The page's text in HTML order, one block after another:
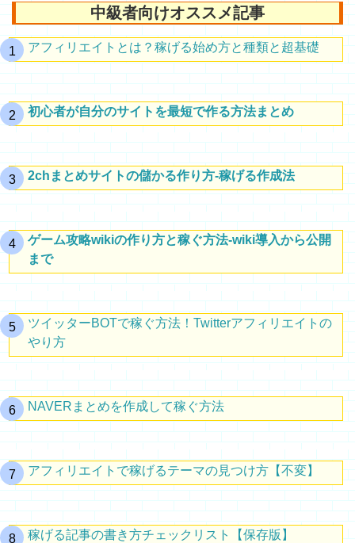
中級者向けオススメ記事
アフィリエイトとは？稼げる始め方と種類と超基礎
初心者が自分のサイトを最短で作る方法まとめ
2chまとめサイトの儲かる作り方-稼げる作成法
ゲーム攻略wikiの作り方と稼ぐ方法-wiki導入から公開
まで
ツイッターBOTで稼ぐ方法！Twitterアフィリエイトの
やり方
NAVERまとめを作成して稼ぐ方法
アフィリエイトで稼げるテーマの見つけ方【不変】
稼げる記事の書き方チェックリスト【保存版】